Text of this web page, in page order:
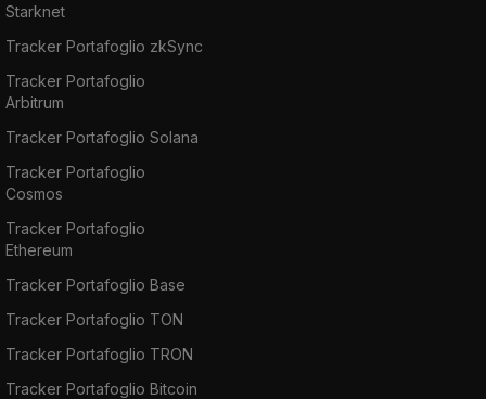
Starknet
Tracker Portafoglio zkSync
Tracker Portafoglio
Arbitrum
Tracker Portafoglio Solana
Tracker Portafoglio
Cosmos
Tracker Portafoglio
Ethereum
Tracker Portafoglio Base
Tracker Portafoglio TON
Tracker Portafoglio TRON
Tracker Portafoglio Bitcoin